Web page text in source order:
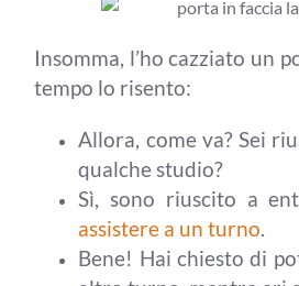
Insomma, l’ho cazziato un
tempo lo risento:
Allora, come va? Sei
qualche studio?
Sì, sono riuscito a
assistere a un turno.
Bene! Hai chiesto di